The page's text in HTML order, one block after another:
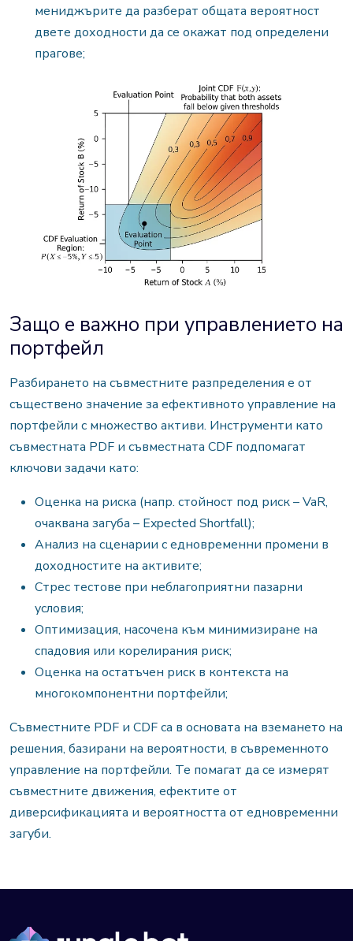
мениджърите да разберат общата вероятност
двете доходности да се окажат под определени
прагове;
Защо е важно при управлението на
портфейл
Разбирането на съвместните разпределения е от
съществено значение за ефективното управление на
портфейли с множество активи. Инструменти като
съвместната PDF и съвместната CDF подпомагат
ключови задачи като:
Оценка на риска (напр. стойност под риск – VaR,
очаквана загуба – Expected Shortfall);
Анализ на сценарии с едновременни промени в
доходностите на активите;
Стрес тестове при неблагоприятни пазарни
условия;
Оптимизация, насочена към минимизиране на
спадовия или корелирания риск;
Оценка на остатъчен риск в контекста на
многокомпонентни портфейли;
Съвместните PDF и CDF са в основата на вземането на
решения, базирани на вероятности, в съвременното
управление на портфейли. Те помагат да се измерят
съвместните движения, ефектите от
диверсификацията и вероятността от едновременни
загуби.